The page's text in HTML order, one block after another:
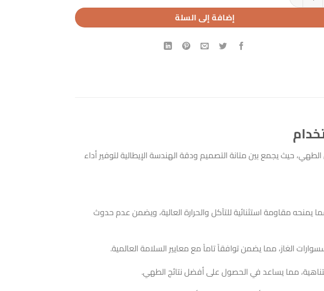
إضافة إلى السلة
حيث يجمع بين متانة التصميم ودقة الهندسة الإيطالية لتوفير أداء
مقاومة استثنائية للتآكل والحرارة العالية، ويضمن عدم حدوث
الغاز، مما يضمن توافقاً تاماً مع معايير السلامة العالمية.
مما يساعد في الحصول على أفضل نتائج الطهي.